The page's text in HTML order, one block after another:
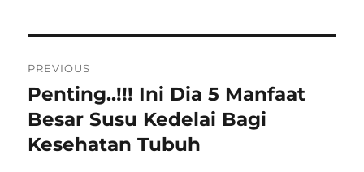
pos
PREVIOUS
Previous
post:
Penting..!!! Ini Dia 5 Manfaat
Besar Susu Kedelai Bagi
Kesehatan Tubuh